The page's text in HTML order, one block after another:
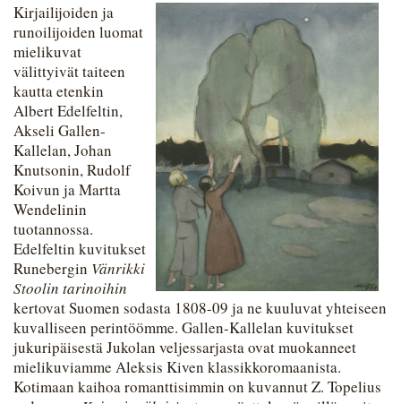
Kirjailijoiden ja
runoilijoiden luomat
mielikuvat
välittyivät taiteen
kautta etenkin
Albert Edelfeltin,
Akseli Gallen-
Kallelan, Johan
Knutsonin, Rudolf
Koivun ja Martta
Wendelinin
tuotannossa.
Edelfeltin kuvitukset
Runebergin Vänrikki
Stoolin tarinoihin
kertovat Suomen sodasta 1808-09 ja ne kuuluvat yhteiseen
kuvalliseen perintöömme. Gallen-Kallelan kuvitukset
jukuripäisestä Jukolan veljessarjasta ovat muokanneet
mielikuviamme Aleksis Kiven klassikkoromaanista.
Kotimaan kaihoa romanttisimmin on kuvannut Z. Topelius